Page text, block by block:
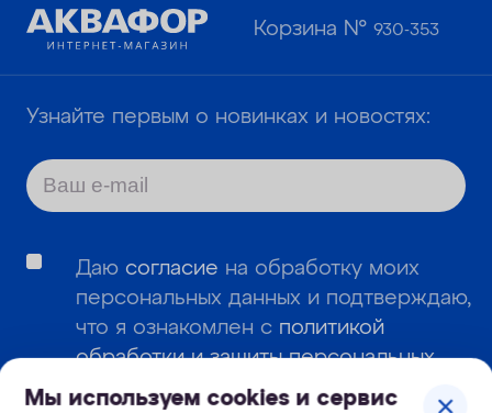
Мы используем cookies и сервис
Корзина №930-353
Узнайте первым о новинках и новостях:
Даю согласие на обработку моих
персональных данных и подтверждаю,
что я ознакомлен с политикой
обработки и защиты персональных